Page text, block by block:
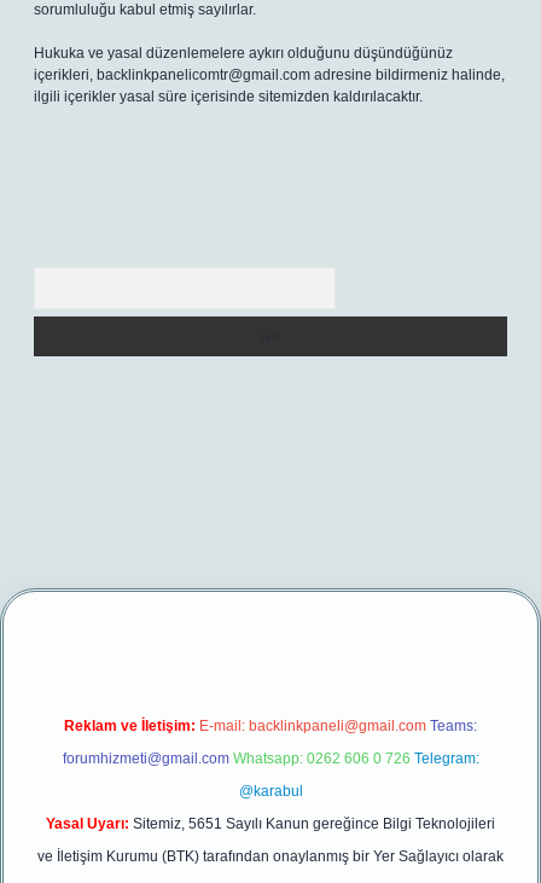
sorumluluğu kabul etmiş sayılırlar.
Hukuka ve yasal düzenlemelere aykırı olduğunu düşündüğünüz
içerikleri, backlinkpanelicomtr@gmail.com adresine bildirmeniz halinde,
ilgili içerikler yasal süre içerisinde sitemizden kaldırılacaktır.
yeni giriş
Reklam ve İletişim: E-mail: backlinkpaneli@gmail.com Teams:
forumhizmeti@gmail.com Whatsapp: 0262 606 0 726 Telegram:
@karabul
Yasal Uyarı: Sitemiz, 5651 Sayılı Kanun gereğince Bilgi Teknolojileri
ve İletişim Kurumu (BTK) tarafından onaylanmış bir Yer Sağlayıcı olarak